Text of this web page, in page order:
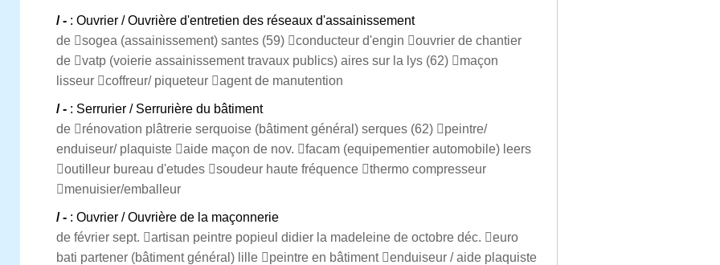
/ - : Ouvrier / Ouvrière d'entretien des réseaux d'assainissement
de sogea (assainissement) santes (59) conducteur d'engin ouvrier de chantier
de vatp (voierie assainissement travaux publics) aires sur la lys (62) maçon
lisseur coffreur/ piqueteur agent de manutention
/ - : Serrurier / Serrurière du bâtiment
de rénovation plâtrerie serquoise (bâtiment général) serques (62) peintre/
enduiseur/ plaquiste aide maçon de nov. facam (equipementier automobile) leers
outilleur bureau d'etudes soudeur haute fréquence thermo compresseur
menuisier/emballeur
/ - : Ouvrier / Ouvrière de la maçonnerie
de février sept. artisan peintre popieul didier la madeleine de octobre déc. euro
bati partener (bâtiment général) lille peintre en bâtiment enduiseur / aide plaquiste